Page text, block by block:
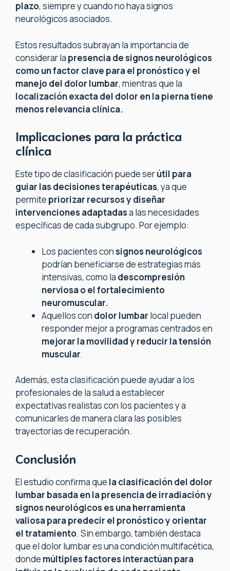
plazo, siempre y cuando no haya signos
neurológicos asociados.
Estos resultados subrayan la importancia de
considerar la presencia de signos neurológicos
como un factor clave para el pronóstico y el
manejo del dolor lumbar, mientras que la
localización exacta del dolor en la pierna tiene
menos relevancia clínica.
Implicaciones para la práctica
clínica
Este tipo de clasificación puede serútil para
guiar las decisiones terapéuticas, ya que
permite priorizar recursos y diseñar
intervenciones adaptadasa las necesidades
específicas de cada subgrupo. Por ejemplo:
Los pacientes consignos neurológicos
podrían beneficiarse de estrategias más
intensivas, como la descompresión
nerviosa o el fortalecimiento
neuromuscular.
Aquellos con dolor lumbar local pueden
responder mejor a programas centrados en
mejorar la movilidad y reducir la tensión
muscular.
Además, esta clasificación puede ayudar a los
profesionales de la salud a establecer
expectativas realistas con los pacientes y a
comunicarles de manera clara las posibles
trayectorias de recuperación.
Conclusión
El estudio confirma que la clasificación del dolor
lumbar basada en la presencia de irradiación y
signos neurológicos es una herramienta
valiosa para predecir el pronóstico y orientar
el tratamiento. Sin embargo, también destaca
que el dolor lumbar es una condición multifacética,
donde múltiples factores interactúan para